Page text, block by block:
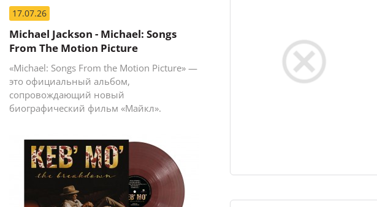
17.07.26
Michael Jackson - Michael: Songs
From The Motion Picture
«Michael: Songs From the Motion Picture» —
это официальный альбом,
сопровождающий новый
биографический фильм «Майкл».